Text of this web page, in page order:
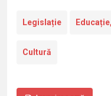
Legislație
Cultură